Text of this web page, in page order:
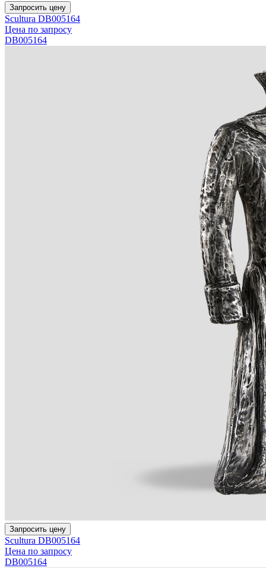
Запросить цену
Scultura DB005164
Цена по запросу
DB005164
Запросить цену
Scultura DB005164
Цена по запросу
DB005164